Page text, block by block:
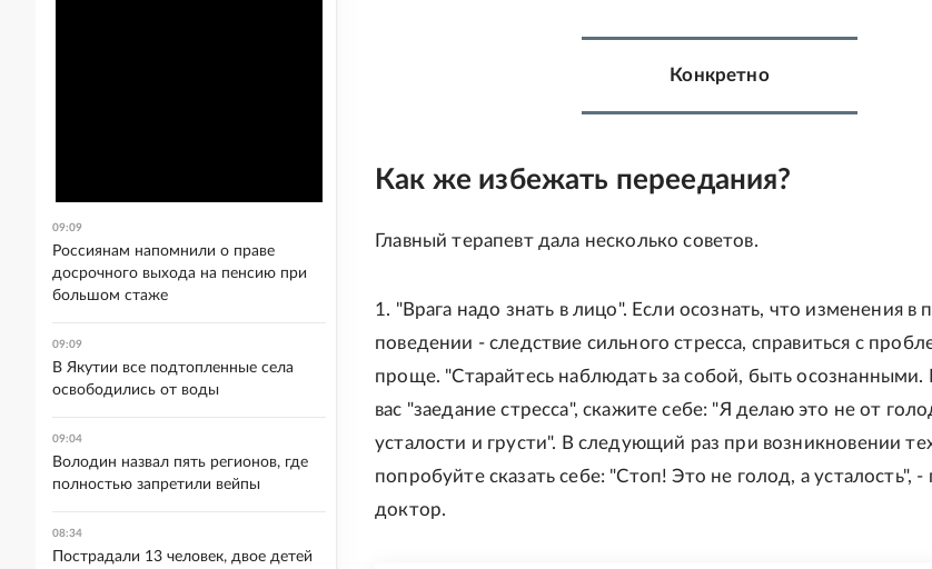
Конкретно
Как же избежать переедания?
Главный терапевт дала несколько советов.
1. "Врага надо знать в лицо". Если осознать, что изменения в
поведении - следствие сильного стресса, справиться с
проще. "Старайтесь наблюдать за собой, быть осознанными.
вас "заедание стресса", скажите себе: "Я делаю это не от
усталости и грусти". В следующий раз при возникновении
попробуйте сказать себе: "Стоп! Это не голод, а усталость", -
доктор.
09:09
Россиянам напомнили о праве
досрочного выхода на пенсию при
большом стаже
09:09
В Якутии все подтопленные села
освободились от воды
09:04
Володин назвал пять регионов, где
полностью запретили вейпы
08:34
Пострадали 13 человек, двое детей